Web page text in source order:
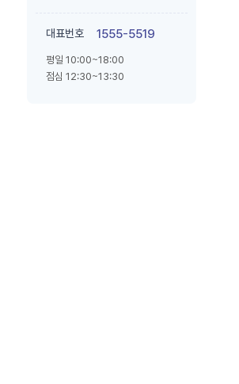
대표번호 1555-5519
평일 10:00~18:00
점심 12:30~13:30